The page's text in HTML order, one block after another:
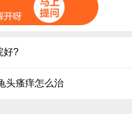
好?
头瘙痒怎么治